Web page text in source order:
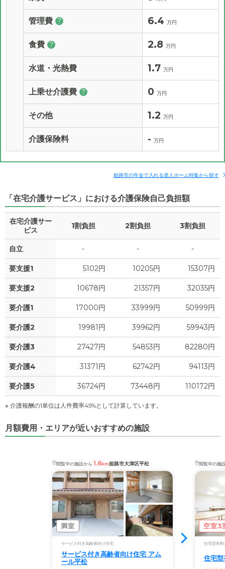
管理費 ? 6.4 万円
食費 ? 2.8 万円
水道・光熱費 1.7 万円
上乗せ介護費 ? 0 万円
その他 1.2 万円
介護保険料 - 万円
姫路市の年金で入れる老人ホーム特集から探す
「在宅介護サービス」における介護保険自己負担額
在宅介護サー
ビス
1割負担 2割負担 3割負担
自立 - - -
要支援1 5102円 10205円 15307円
要支援2 10678円 21357円 32035円
要介護1 17000円 33999円 50999円
要介護2 19981円 39962円 59943円
要介護3 27427円 54853円 82280円
要介護4 31371円 62742円 94113円
要介護5 36724円 73448円 110172円
※ 介護報酬の1単位は人件費率45%として計算しています。
月額費用・エリアが近いおすすめの施設
閲覧中の施設から 1.6km姫路市大津区平松
満室
サービス付き高齢者向け住宅
サービス付き高齢者向け住宅 アム
ール平松
閲覧中の施
空室3
住宅型有料
住宅